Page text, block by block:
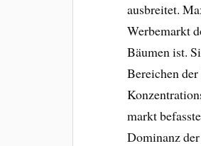
ausbreitet.
Werbemarkt
Bäumen ist.
Bereichen
markt
Dominanz